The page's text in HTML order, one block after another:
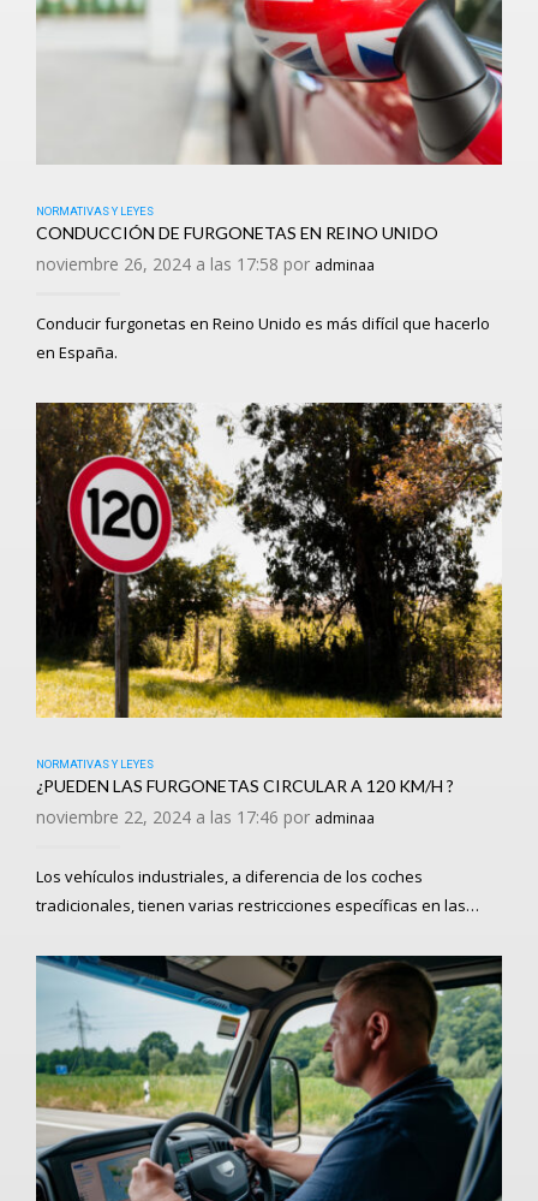
NORMATIVAS Y LEYES
CONDUCCIÓN DE FURGONETAS EN REINO UNIDO
noviembre 26, 2024 a las 17:58 por adminaa
Conducir furgonetas en Reino Unido es más difícil que hacerlo
en España.
NORMATIVAS Y LEYES
¿PUEDEN LAS FURGONETAS CIRCULAR A 120 KM/H ?
noviembre 22, 2024 a las 17:46 por adminaa
Los vehículos industriales, a diferencia de los coches
tradicionales, tienen varias restricciones específicas en las…